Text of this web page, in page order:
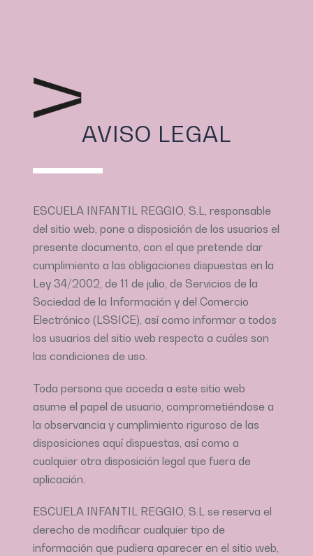
AVISO LEGAL
ESCUELA INFANTIL REGGIO, S.L, responsable
del sitio web, pone a disposición de los usuarios el
presente documento, con el que pretende dar
cumplimiento a las obligaciones dispuestas en la
Ley 34/2002, de 11 de julio, de Servicios de la
Sociedad de la Información y del Comercio
Electrónico (LSSICE), así como informar a todos
los usuarios del sitio web respecto a cuáles son
las condiciones de uso.
Toda persona que acceda a este sitio web
asume el papel de usuario, comprometiéndose a
la observancia y cumplimiento riguroso de las
disposiciones aquí dispuestas, así como a
cualquier otra disposición legal que fuera de
aplicación.
ESCUELA INFANTIL REGGIO, S.L se reserva el
derecho de modificar cualquier tipo de
información que pudiera aparecer en el sitio web,